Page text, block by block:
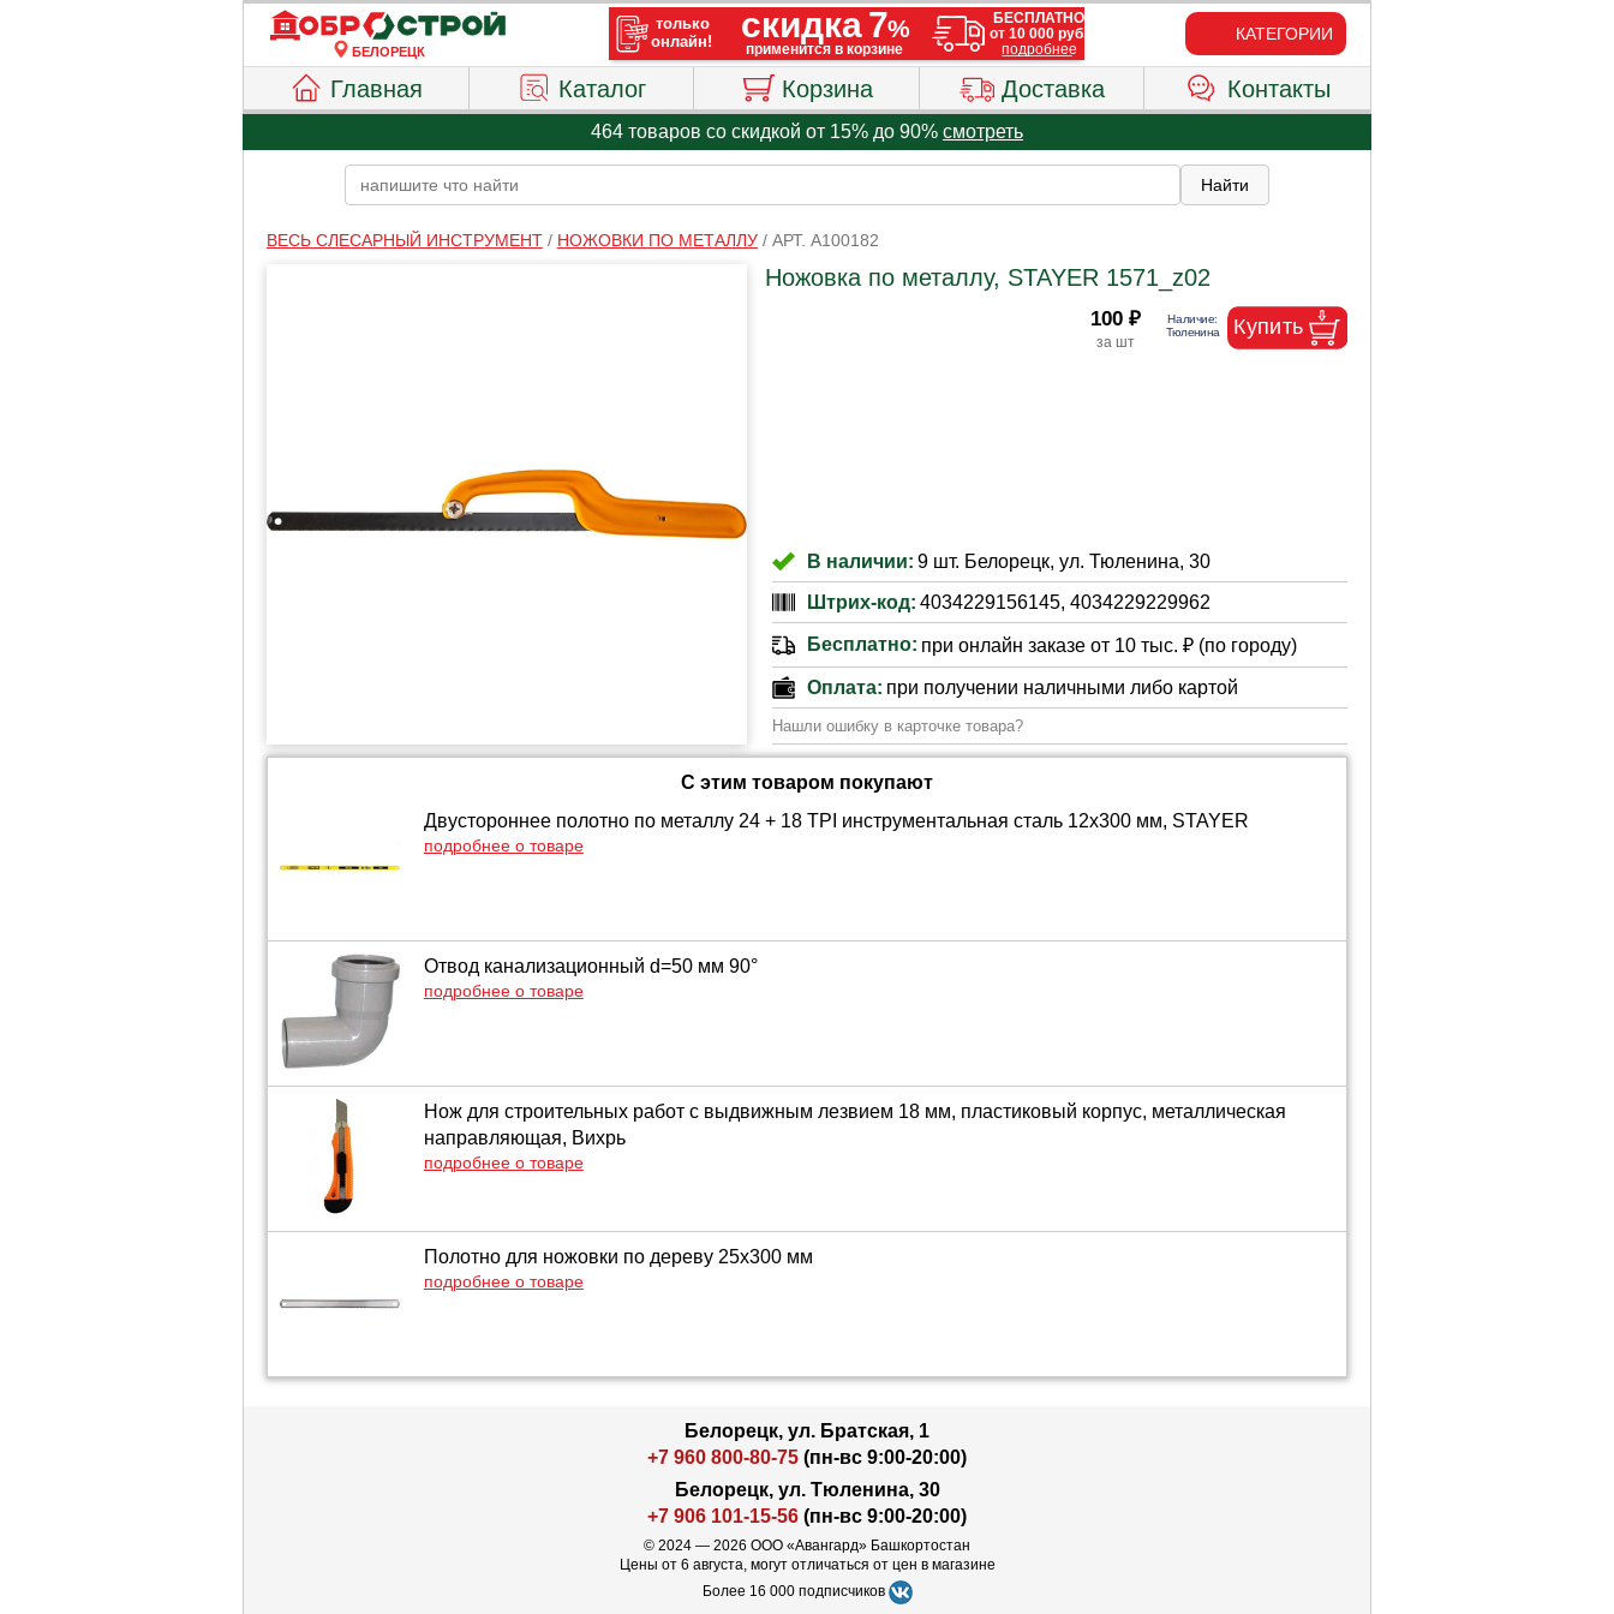
БЕЛОРЕЦК
КАТЕГОРИИ
Главная Каталог Корзина Доставка Контакты
464 товаров со скидкой от 15% до 90% смотреть
ВЕСЬ СЛЕСАРНЫЙ ИНСТРУМЕНТ/ НОЖОВКИ ПО МЕТАЛЛУ/ АРТ. A100182
Ножовка по металлу, STAYER 1571_z02
100 ₽
В наличии: 9 шт. Белорецк, ул. Тюленина, 30
Штрих-код: 4034229156145, 4034229229962
Бесплатно: при онлайн заказе от 10 тыс. ₽ (по городу)
Оплата: при получении наличными либо картой
Нашли ошибку в карточке товара?
С этим товаром покупают
Двустороннее полотно по металлу 24 + 18 TPI инструментальная сталь 12х300 мм, STAYER
подробнее о товаре
Отвод канализационный d=50 мм 90°
подробнее о товаре
Нож для строительных работ с выдвижным лезвием 18 мм, пластиковый корпус, металлическая
направляющая, Вихрь
подробнее о товаре
Полотно для ножовки по дереву 25x300 мм
подробнее о товаре
Белорецк, ул. Братская, 1
+7 960 800-80-75 (пн-вс 9:00-20:00)
Белорецк, ул. Тюленина, 30
+7 906 101-15-56 (пн-вс 9:00-20:00)
© 2024 — 2026 ООО «Авангард» Башкортостан
Цены от 6 августа, могут отличаться от цен в магазине
Более 16 000 подписчиков